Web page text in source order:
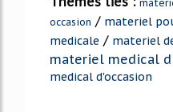
occasion / materiel
medicale / materiel
materiel medical
medical d'occasion